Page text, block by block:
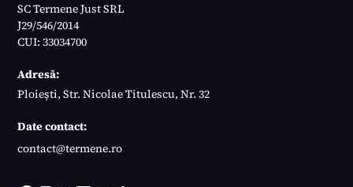
SC Termene Just SRL
J29/546/2014
CUI: 33034700
Adresă:
Ploiești, Str. Nicolae Titulescu, Nr. 32
Date contact:
contact@termene.ro